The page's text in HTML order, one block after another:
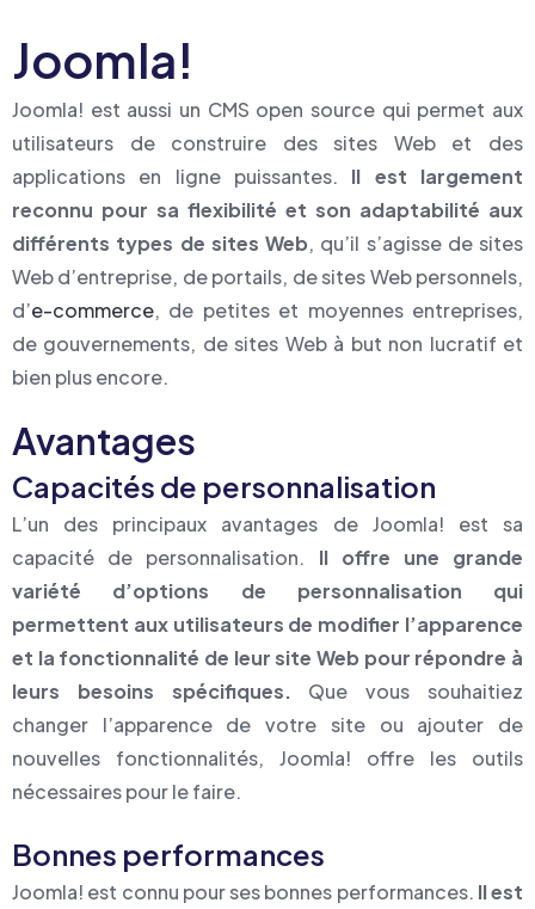
Joomla!
Joomla! est aussi un CMS open source qui permet aux
utilisateurs de construire des sites Web et des
applications en ligne puissantes. Il est largement
reconnu pour sa flexibilité et son adaptabilité aux
différents types de sites Web, qu’il s’agisse de sites
Web d’entreprise, de portails, de sites Web personnels,
d’e-commerce, de petites et moyennes entreprises,
de gouvernements, de sites Web à but non lucratif et
bien plus encore.
Avantages
Capacités de personnalisation
L’un des principaux avantages de Joomla! est sa
capacité de personnalisation. Il offre une grande
variété d’options de personnalisation qui
permettent aux utilisateurs de modifier l’apparence
et la fonctionnalité de leur site Web pour répondre à
leurs besoins spécifiques. Que vous souhaitiez
changer l’apparence de votre site ou ajouter de
nouvelles fonctionnalités, Joomla! offre les outils
nécessaires pour le faire.
Bonnes performances
Joomla! est connu pour ses bonnes performances. Il est